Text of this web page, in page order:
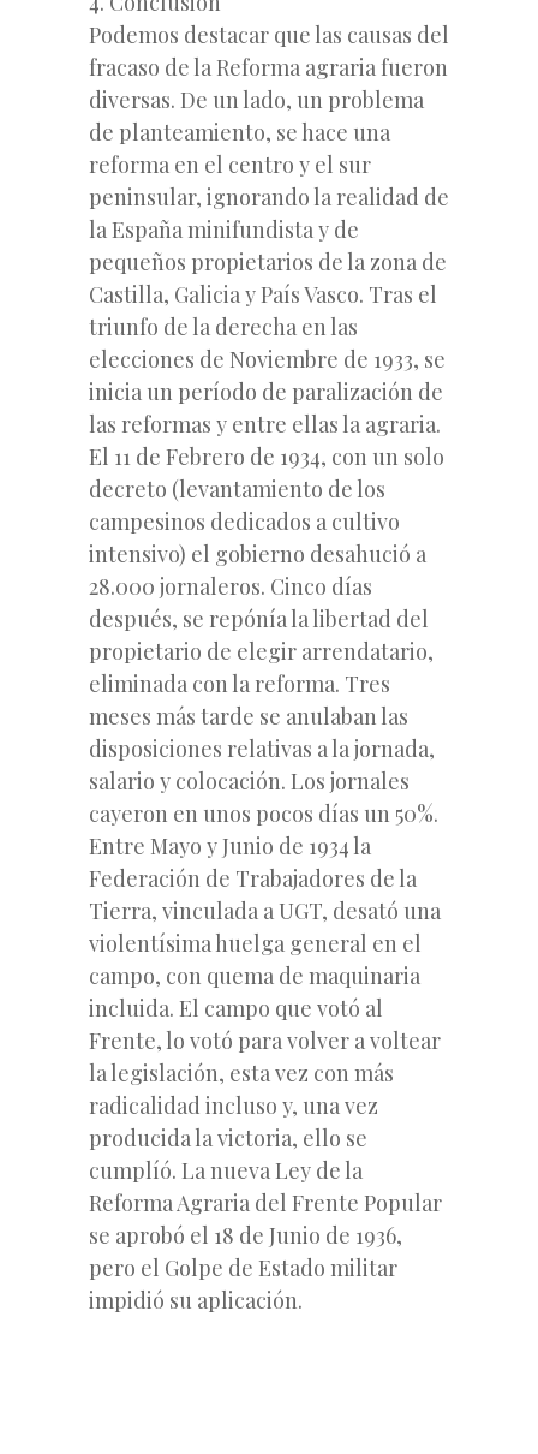
Podemos destacar que las causas del
fracaso de la Reforma agraria fueron
diversas. De un lado, un problema
de planteamiento, se hace una
reforma en el centro y el sur
peninsular, ignorando la realidad de
la España minifundista y de
pequeños propietarios de la zona de
Castilla, Galicia y País Vasco. Tras el
triunfo de la derecha en las
elecciones de Noviembre de 1933, se
inicia un período de paralización de
las reformas y entre ellas la agraria.
El 11 de Febrero de 1934, con un solo
decreto (levantamiento de los
campesinos dedicados a cultivo
intensivo) el gobierno desahució a
28.000 jornaleros. Cinco días
después, se repónía la libertad del
propietario de elegir arrendatario,
eliminada con la reforma. Tres
meses más tarde se anulaban las
disposiciones relativas a la jornada,
salario y colocación. Los jornales
cayeron en unos pocos días un 50%.
Entre Mayo y Junio de 1934 la
Federación de Trabajadores de la
Tierra, vinculada a UGT, desató una
violentísima huelga general en el
campo, con quema de maquinaria
incluida. El campo que votó al
Frente, lo votó para volver a voltear
la legislación, esta vez con más
radicalidad incluso y, una vez
producida la victoria, ello se
cumplíó. La nueva Ley de la
Reforma Agraria del Frente Popular
se aprobó el 18 de Junio de 1936,
pero el Golpe de Estado militar
impidió su aplicación.